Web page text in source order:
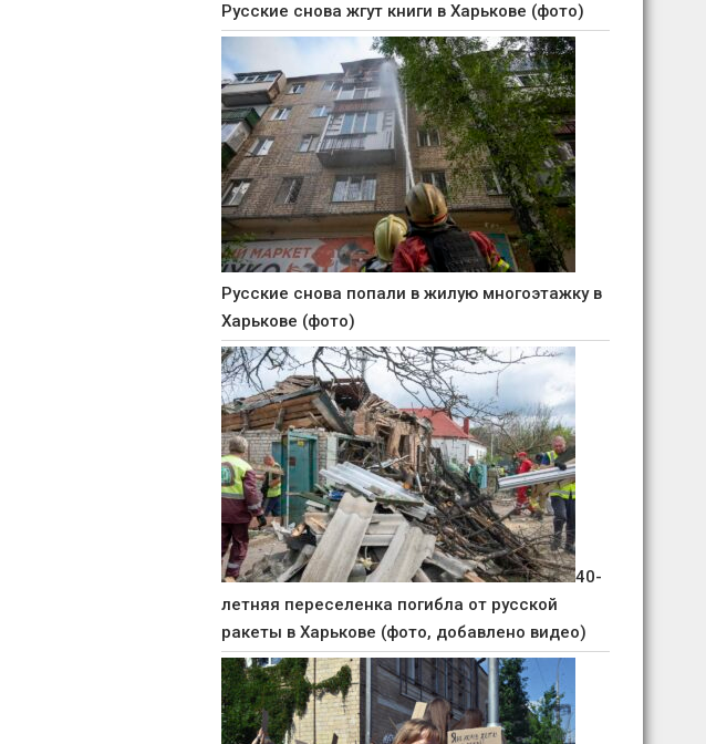
Русские снова жгут книги в Харькове (фото)
Русские снова попали в жилую многоэтажку в
Харькове (фото)
40-
летняя переселенка погибла от русской
ракеты в Харькове (фото, добавлено видео)